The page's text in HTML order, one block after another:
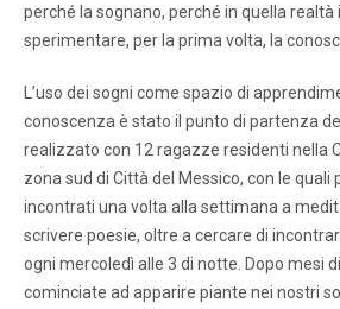
perché la sognano, perché in quella realtà
sperimentare, per la prima volta, la
L’uso dei sogni come spazio di
conoscenza è stato il punto di partenza del
realizzato con 12 ragazze residenti nella
zona sud di Città del Messico, con le quali
incontrati una volta alla settimana a
scrivere poesie, oltre a cercare di
ogni mercoledì alle 3 di notte. Dopo mesi
cominciate ad apparire piante nei nostri